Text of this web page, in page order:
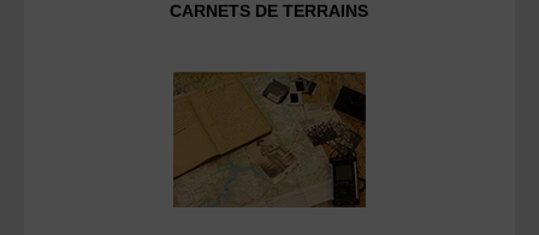
CARNETS DE TERRAINS